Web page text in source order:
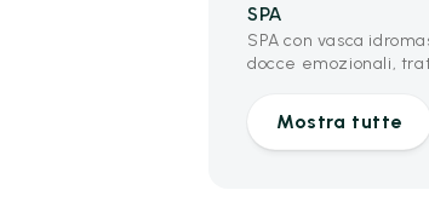
SPA
SPA con vasca
docce emozionali,
Mostra tutte